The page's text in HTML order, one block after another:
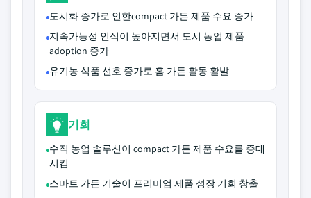
도시화 증가로 인한compact 가든 제품 수요 증가
지속가능성 인식이 높아지면서 도시 농업 제품
adoption 증가
유기농 식품 선호 증가로 홈 가든 활동 활발
기회
수직 농업 솔루션이 compact 가든 제품 수요를 증대
시킴
스마트 가든 기술이 프리미엄 제품 성장 기회 창출